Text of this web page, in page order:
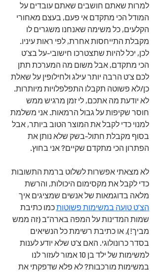
למרות שאתם חושבים שאתם עובדים על
המודל הכי מתקדם אי פעם, בעצם מאחורי
הקלעים, כל משימה שאנחנו משגרים לו
מקבלת התייחסות אחרת, לפי ראות עיניו.
לכן, יכל להיות שתצטרכו חישובי-על בצ’ט
הכי מתקדם, אבל משום מה המערכת תתן
לכם צ’ט הרבה יותר עילג ולחילופין על שאלת
כן/לא פשוטה תקבלו התפלפלויות מיותרות.
לא יודעת מה אתכם, לי זמן מרגיש ממש
חוסר שקיפות על גבול הרמאות. אני משלמת
למנוי כדי לקבל את המוצר הטוב ביותר, אבל
בסוף מקבלת חתול-בשק שלא נותן את
הפתרון הכי מתקדם שקיים? אני בחוץ.
לא מצאתי אפשרות לשלוט ברמת התשובות
כדי לקבל את מקסימום היכולות, והרשת
מלאה בדוגמאות של אנשים שמציגים איך
הצ’ט טועה במשימות פשוטותכמו כתיבת
שמות המדינות על המפה בארה”ב (זה ממש
מביך!), או כתיבת רשימת כל הנשיאים
בסדר כרונולוגי. האם צ’ט שלא יודע לענות
למשימות של ילד בן 10 אמור לעזור לנו
במשימות מורכבות? לא פלא שדפקתי את